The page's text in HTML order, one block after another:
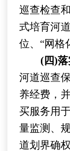
巡查检查
式培育河
位、 “网格
(四)落
河道巡查
养经费，
买服务用
量监测、
道划界确